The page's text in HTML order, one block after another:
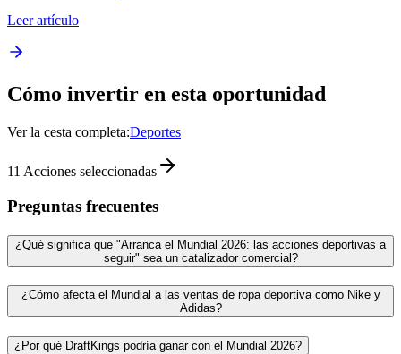
Leer artículo
Cómo invertir en esta oportunidad
Ver la cesta completa:Deportes
11 Acciones seleccionadas
Preguntas frecuentes
¿Qué significa que "Arranca el Mundial 2026: las acciones deportivas a
seguir" sea un catalizador comercial?
¿Cómo afecta el Mundial a las ventas de ropa deportiva como Nike y
Adidas?
¿Por qué DraftKings podría ganar con el Mundial 2026?